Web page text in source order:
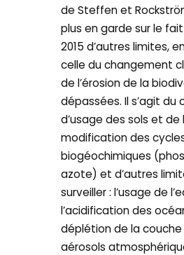
de Steffen et
plus en garde sur le
2015 d’autres limites,
celle du changement
de l’érosion de la
dépassées. Il s’agit du
d’usage des sols et de
modification des
biogéochimiques
azote) et d’autres
surveiller : l’usage de
l’acidification des
déplétion de la couche
aérosols